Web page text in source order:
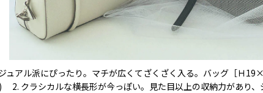
ュアル派にぴったり。マチが広くてざくざく入る。バッグ［Ｈ
2. クラシカルな横長形が今っぽい。見た目以上の収納力があり